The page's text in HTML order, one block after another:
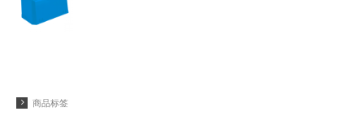
商品标签